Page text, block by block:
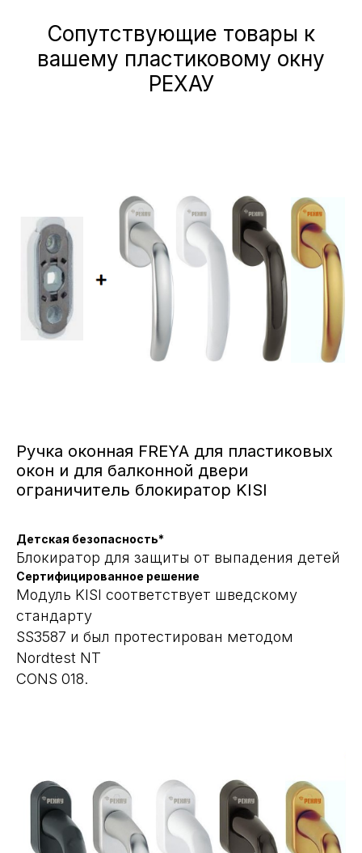
Сопутствующие товары к
вашему пластиковому окну
РЕХАУ
Ручка оконная FREYA для пластиковых
окон и для балконной двери
ограничитель блокиратор KISI
Детская безопасность*
Блокиратор для защиты от выпадения детей
Сертифицированное решение
Модуль KISI соответствует шведскому
стандарту
SS3587 и был протестирован методом
Nordtest NT
CONS 018.